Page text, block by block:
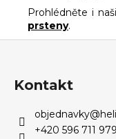
Prohlédněte i
prsteny.
Kontakt
objednavky@
+420 596 711 979